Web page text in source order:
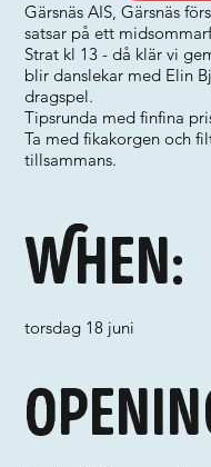
Gärsnäs AIS, Gärsnäs
satsar på ett
Strat kl 13 - då klär vi
blir danslekar med Elin
dragspel.
Tipsrunda med finfina
Ta med fikakorgen och
tillsammans.
When:
torsdag 18 juni